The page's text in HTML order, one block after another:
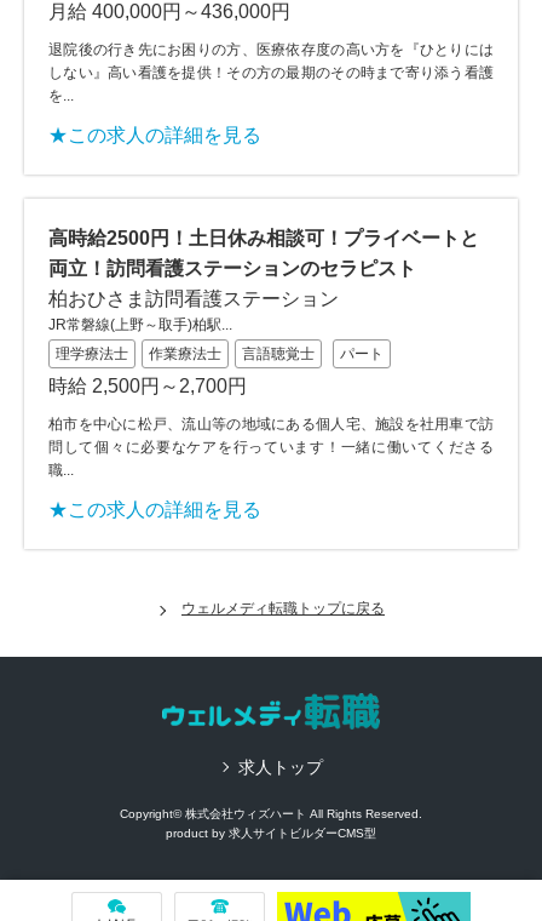
月給 400,000円～436,000円
退院後の行き先にお困りの方、医療依存度の高い方を『ひとりには
しない』高い看護を提供！その方の最期のその時まで寄り添う看護
を...
★この求人の詳細を見る
高時給2500円！土日休み相談可！プライベートと
両立！訪問看護ステーションのセラピスト
柏おひさま訪問看護ステーション
JR常磐線(上野～取手)柏駅...
理学療法士
作業療法士 言語聴覚士 パート
時給 2,500円～2,700円
柏市を中心に松戸、流山等の地域にある個人宅、施設を社用車で訪
問して個々に必要なケアを行っています！一緒に働いてくださる
職...
★この求人の詳細を見る
ウェルメディ転職トップに戻る
求人トップ
Copyright© 株式会社ウィズハート All Rights Reserved.
product by 求人サイトビルダーCMS型